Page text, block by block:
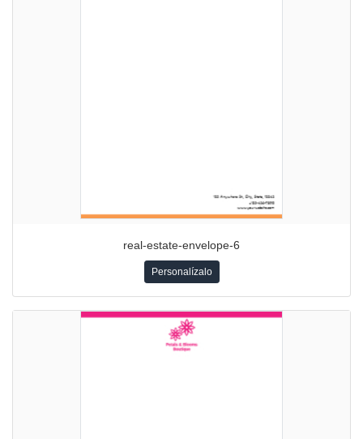
real-estate-envelope-6
Personalízalo